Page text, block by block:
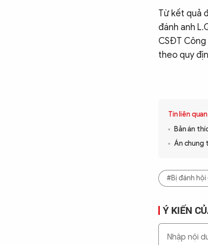
Từ kết quả
đánh anh
CSĐT
theo quy
Tin liên quan
Bản án
Án chung
#Bị đánh hội
Ý KIẾN